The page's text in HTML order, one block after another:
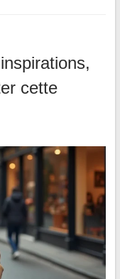
cette